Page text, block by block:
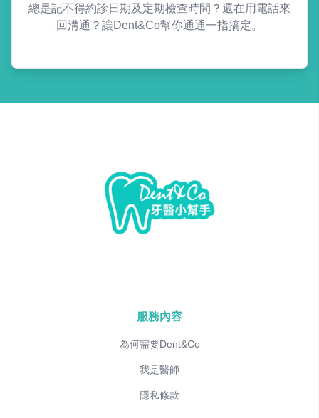
總是記不得約診日期及定期檢查時間？還在用電話來
回溝通？讓Dent&Co幫你通通一指搞定。
服務內容
為何需要Dent&Co
我是醫師
隱私條款